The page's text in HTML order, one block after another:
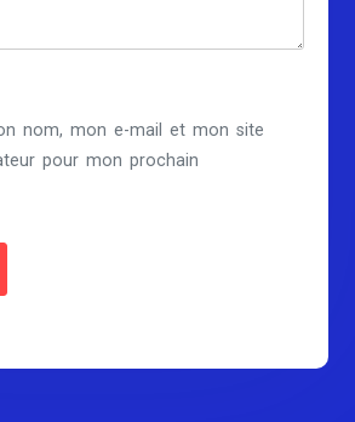
nom, mon e-mail et mon site
pour mon prochain